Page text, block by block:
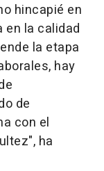
hincapié en
la calidad
la etapa
hay
de
con el
ha